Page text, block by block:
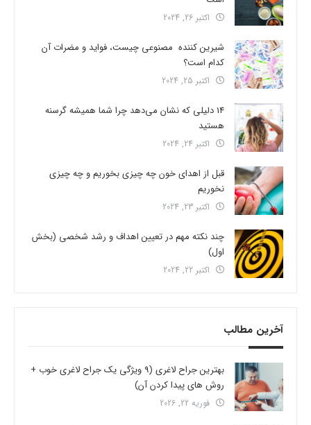
اکتبر 26, 2024
شیرین کننده مصنوعی چیست، فواید و مضرات آن
کدام است؟
اکتبر 25, 2024
14 دلیلی که نشان می‌دهد چرا شما همیشه گرسنه
هستید
اکتبر 24, 2024
قبل از اهدای خون چه چیزی بخوریم و چه چیزی
نخوریم
اکتبر 23, 2024
چند نکته مهم در تعیین اهداف و رشد شخصی (بخش
اول)
اکتبر 22, 2024
آخرین مطالب
بهترین جراح لاغری (9 ویژگی یک جراح لاغری خوب +
روش های پیدا کردن آن)
فوریه 22, 2026